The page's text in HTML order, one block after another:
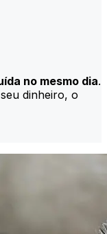
no mesmo dia.
dinheiro, o